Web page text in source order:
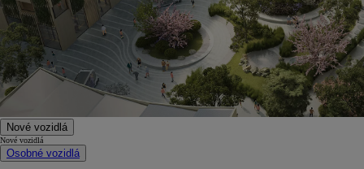
Nové vozidlá
Nové vozidlá
Osobné vozidlá